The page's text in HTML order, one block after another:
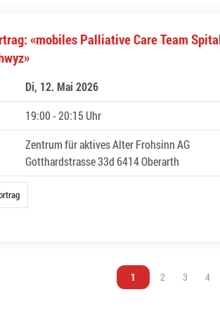
«mobiles Palliative Care Team
Di, 12. Mai 2026
19:00 - 20:15 Uhr
Zentrum für aktives Alter Frohsinn AG
Gotthardstrasse 33d 6414 Oberarth
Vous êtes sur la page
1 Vous êtes sur la
2 Vous êtes
3 4